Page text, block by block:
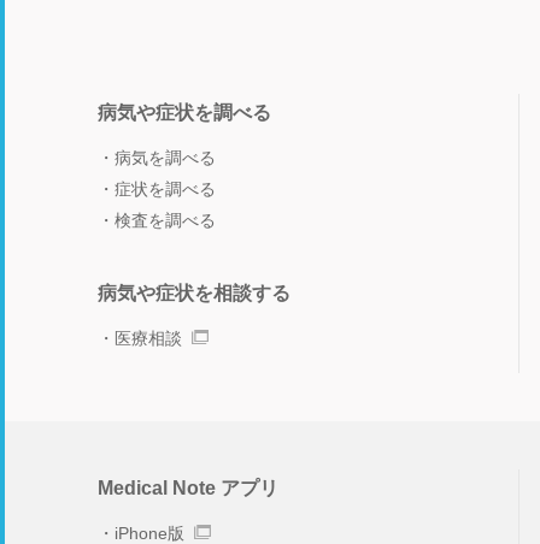
病気や症状を調べる
病気を調べる
症状を調べる
検査を調べる
病気や症状を相談する
医療相談
Medical Note アプリ
iPhone版